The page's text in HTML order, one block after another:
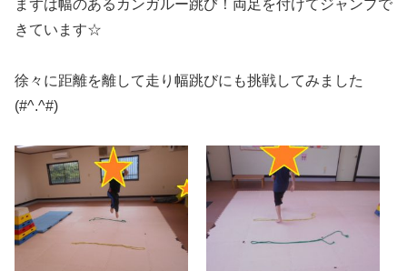
まずは幅のあるカンガルー跳び！両足を付けてジャンプで
きています☆
徐々に距離を離して走り幅跳びにも挑戦してみました
(#^.^#)